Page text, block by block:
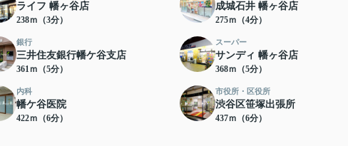
ライフ 幡ヶ谷店
238ｍ（3分）
成城石井 幡ヶ谷店
275ｍ（4分）
銀行
三井住友銀行幡ケ谷支店
361ｍ（5分）
スーパー
サンディ 幡ヶ谷店
368ｍ（5分）
内科
幡ケ谷医院
422ｍ（6分）
市役所・区役所
渋谷区笹塚出張所
437ｍ（6分）